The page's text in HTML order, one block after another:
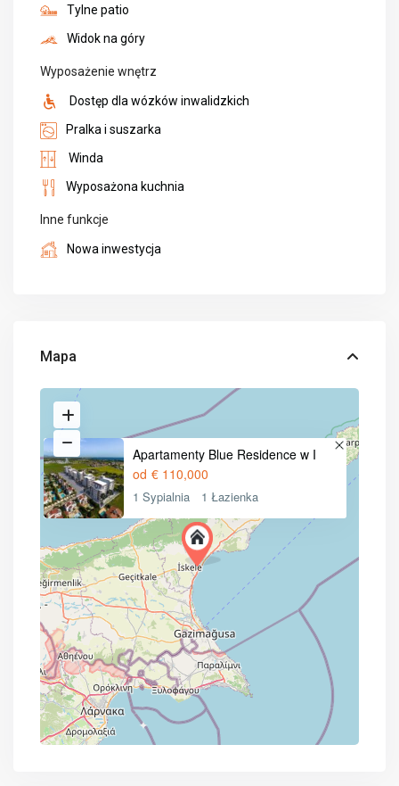
Tylne patio
Widok na góry
Wyposażenie wnętrz
Dostęp dla wózków inwalidzkich
Pralka i suszarka
Winda
Wyposażona kuchnia
Inne funkcje
Nowa inwestycja
Mapa
Apartamenty Blue Residence w I
od € 110,000
1 Sypialnia 1 Łazienka